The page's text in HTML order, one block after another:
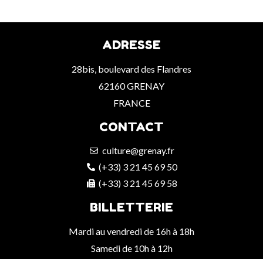
ADRESSE
28bis, boulevard des Flandres
62160 GRENAY
FRANCE
CONTACT
culture@grenay.fr
(+33) 3 21 45 69 50
(+33) 3 21 45 69 58
BILLETTERIE
Mardi au vendredi de 16h à 18h
Samedi de 10h à 12h